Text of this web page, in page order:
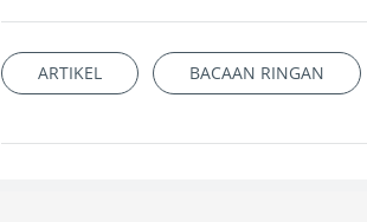
ARTIKEL BACAAN RINGAN